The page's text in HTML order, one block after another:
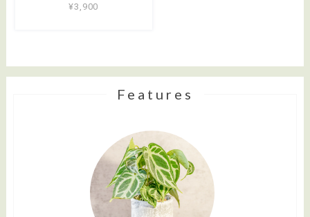
¥3,900
Features